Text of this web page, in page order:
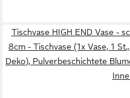
Tischvase HIGH END Vase -
8cm - Tischvase (1x Vase, 1
Deko), Pulverbeschichtete